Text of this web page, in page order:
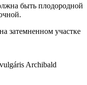
быть плодородной
затемненном участке
Archibald